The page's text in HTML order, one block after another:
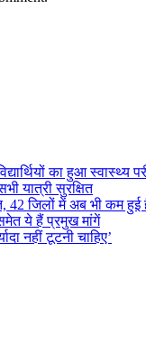
का हुआ स्वास्थ्य
यात्री सुरक्षित
जिलों में अब भी कम हुई
ये हैं प्रमुख मांगें
नहीं टूटनी चाहिए’